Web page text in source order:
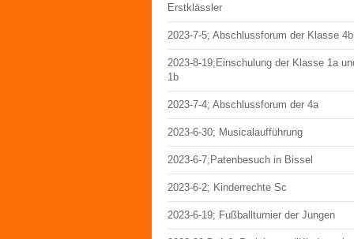
Erstklässler
2023-7-5; Abschlussforum der Klasse 4b
2023-8-19;Einschulung der Klasse 1a
1b
2023-7-4; Abschlussforum der 4a
2023-6-30; Musicalaufführung
2023-6-7;Patenbesuch in Bissel
2023-6-2; Kinderrechte Sc
2023-6-19; Fußballturnier der Jungen